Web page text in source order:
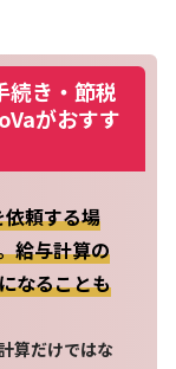
続き・節税
がおすす
頼する場
給与計算の
なることも
算だけではな